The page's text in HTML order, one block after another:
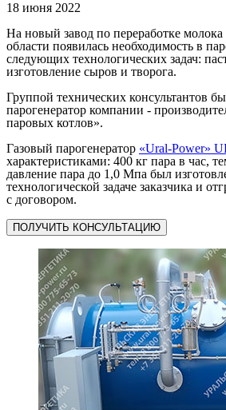
18 июня 2022
На новый завод по переработке
области появилась необходимость в
следующих технологических задач:
изготовление сыров и творога.
Группой технических консультантов
парогенератор компании -
паровых котлов».
Газовый парогенератор «Ural-Power»
характеристиками: 400 кг пара в час,
давление пара до 1,0 Мпа был
технологической задаче заказчика и
с договором.
ПОЛУЧИТЬ КОНСУЛЬТАЦИЮ